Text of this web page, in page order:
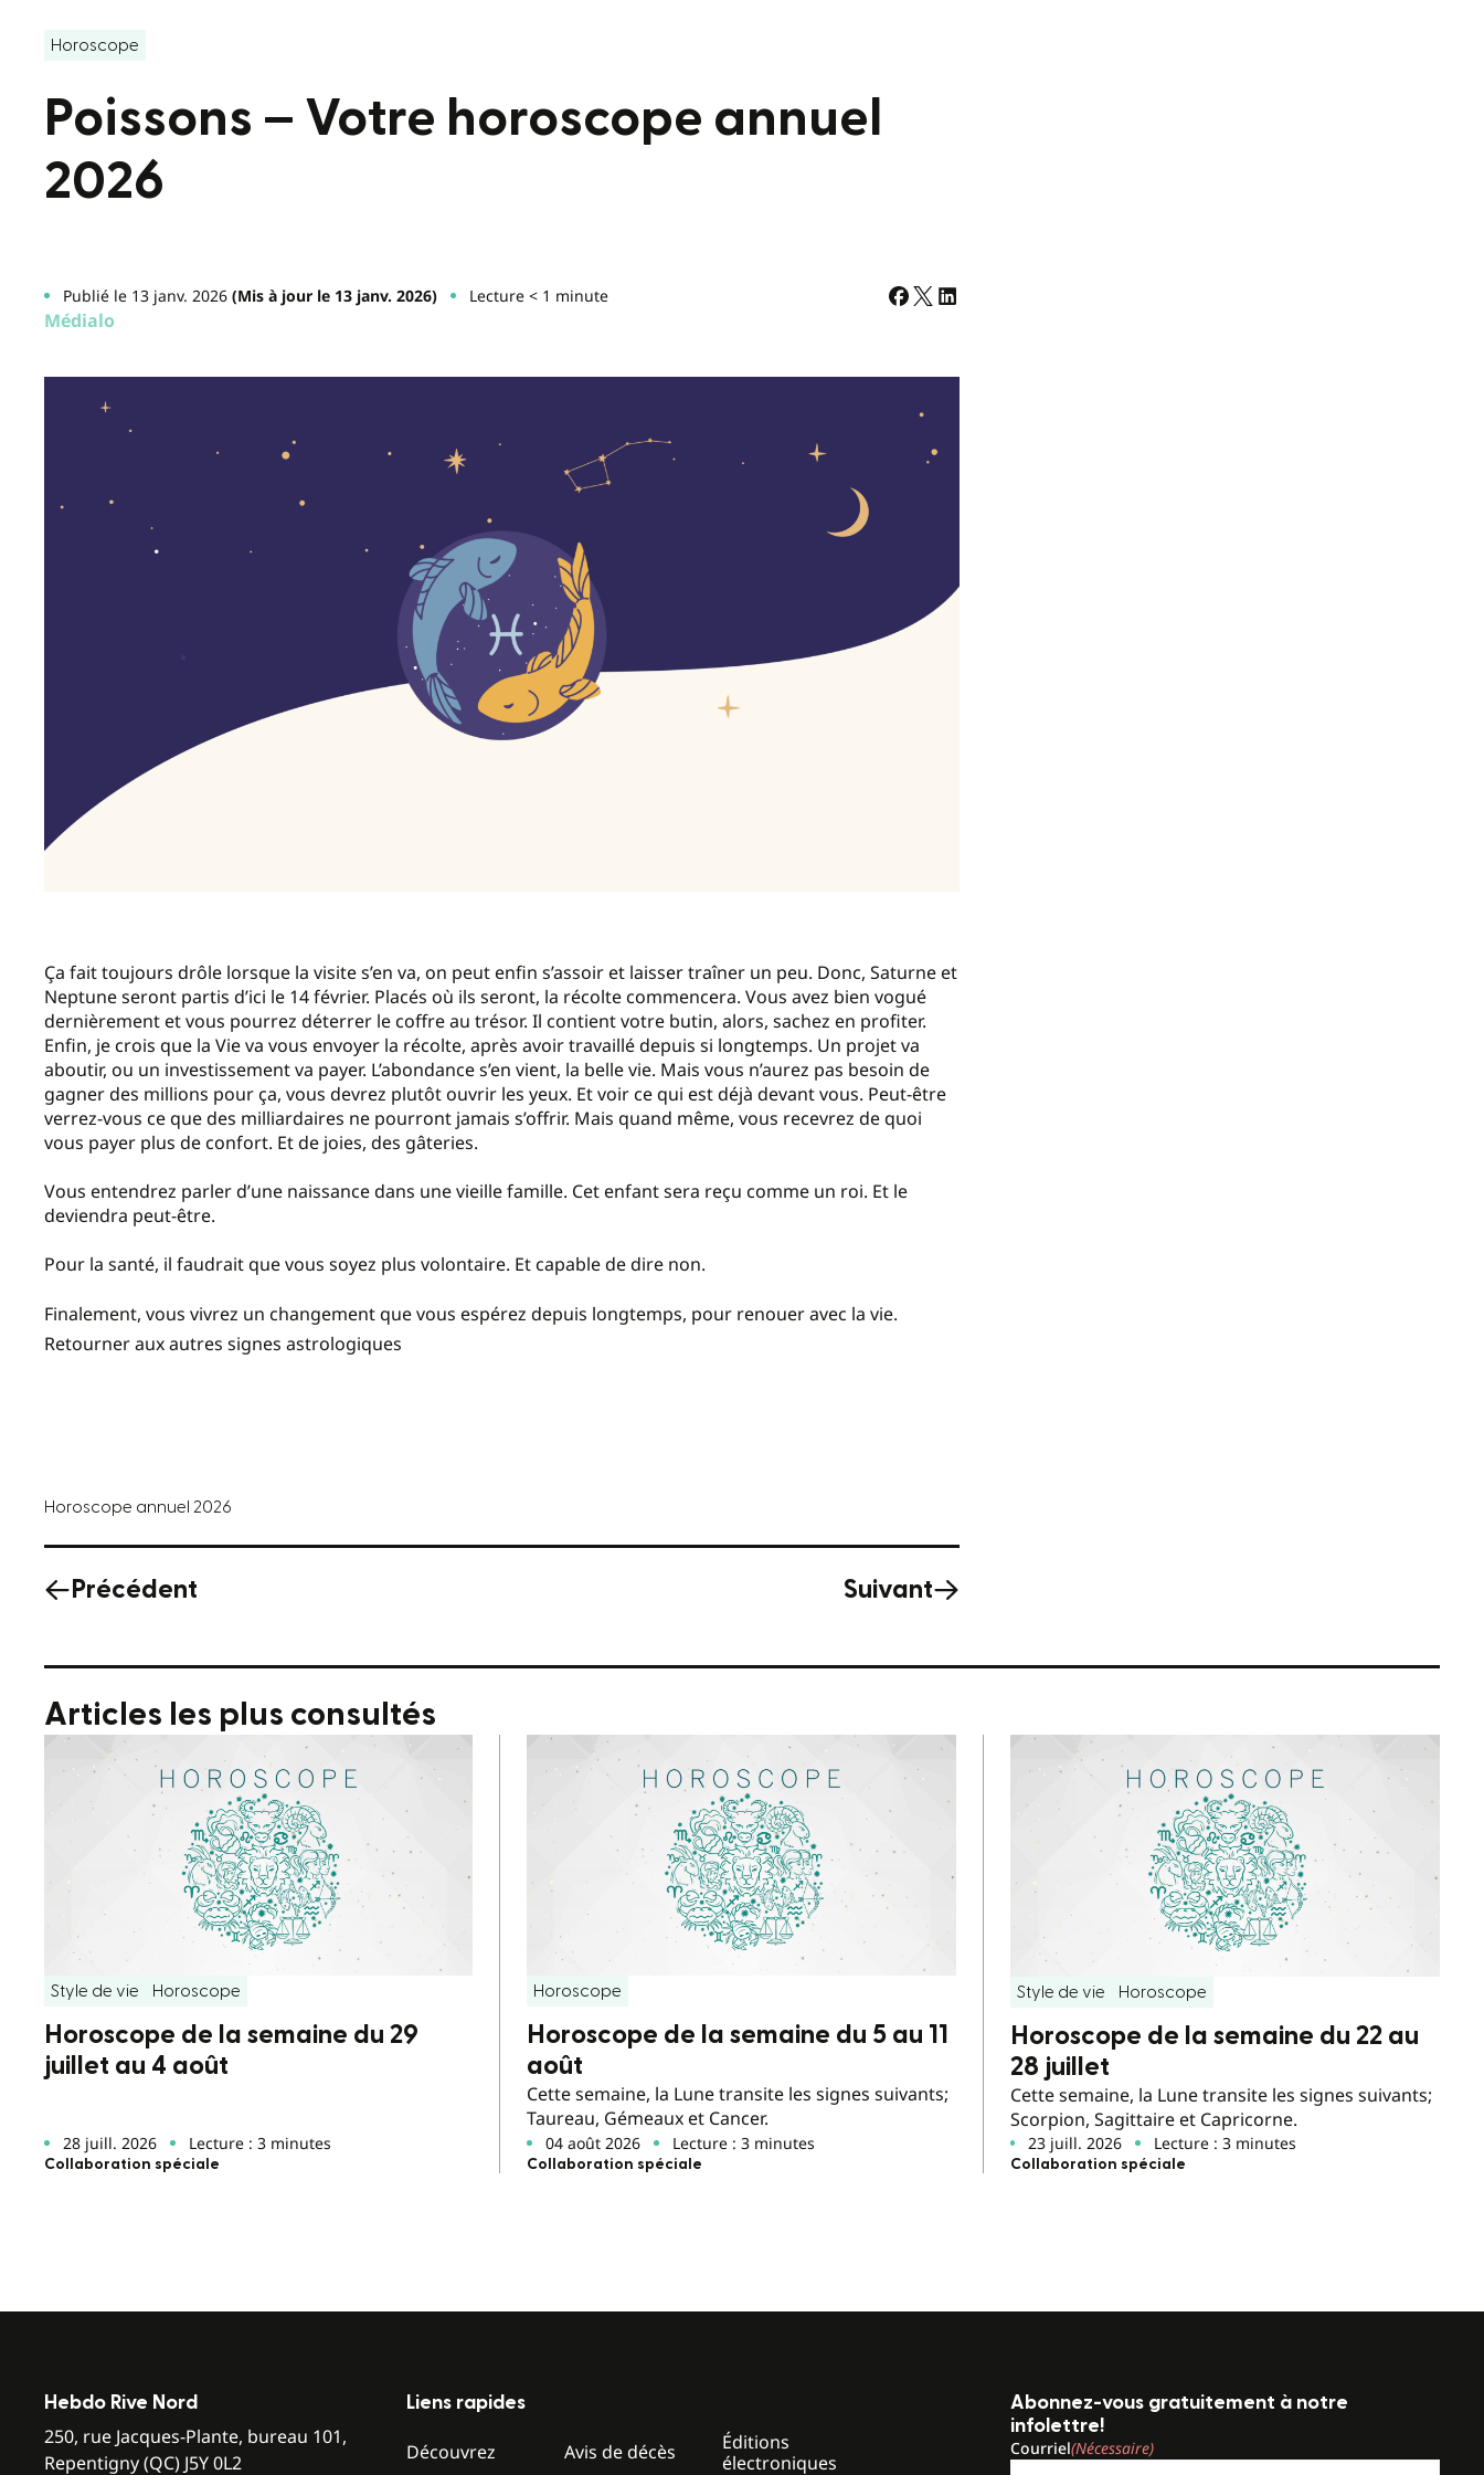
Horoscope
Poissons – Votre horoscope annuel
2026
Publié le 13 janv. 2026(Mis à jour le 13 janv. 2026) Lecture < 1 minute
Médialo
Ça fait toujours drôle lorsque la visite s’en va, on peut enfin s’assoir et laisser traîner un peu. Donc, Saturne et
Neptune seront partis d’ici le 14 février. Placés où ils seront, la récolte commencera. Vous avez bien vogué
dernièrement et vous pourrez déterrer le coffre au trésor. Il contient votre butin, alors, sachez en profiter.
Enfin, je crois que la Vie va vous envoyer la récolte, après avoir travaillé depuis si longtemps. Un projet va
aboutir, ou un investissement va payer. L’abondance s’en vient, la belle vie. Mais vous n’aurez pas besoin de
gagner des millions pour ça, vous devrez plutôt ouvrir les yeux. Et voir ce qui est déjà devant vous. Peut-être
verrez-vous ce que des milliardaires ne pourront jamais s’offrir. Mais quand même, vous recevrez de quoi
vous payer plus de confort. Et de joies, des gâteries.
Vous entendrez parler d’une naissance dans une vieille famille. Cet enfant sera reçu comme un roi. Et le
deviendra peut-être.
Pour la santé, il faudrait que vous soyez plus volontaire. Et capable de dire non.
Finalement, vous vivrez un changement que vous espérez depuis longtemps, pour renouer avec la vie.
Retourner aux autres signes astrologiques
Horoscope annuel 2026
Précédent Suivant
Articles les plus consultés
Style de vie Horoscope
Horoscope de la semaine du 29
juillet au 4 août
28 juill. 2026 Lecture : 3 minutes
Collaboration spéciale
Horoscope
Horoscope de la semaine du 5 au 11
août
Cette semaine, la Lune transite les signes suivants;
Taureau, Gémeaux et Cancer.
04 août 2026 Lecture : 3 minutes
Collaboration spéciale
Style de vie Horoscope
Horoscope de la semaine du 22 au
28 juillet
Cette semaine, la Lune transite les signes suivants;
Scorpion, Sagittaire et Capricorne.
23 juill. 2026 Lecture : 3 minutes
Collaboration spéciale
Hebdo Rive Nord
250, rue Jacques-Plante, bureau 101,
Repentigny (QC) J5Y 0L2
Liens rapides
Découvrez Avis de décès
Éditions
électroniques
Abonnez-vous gratuitement à notre
infolettre!
Courriel(Nécessaire)